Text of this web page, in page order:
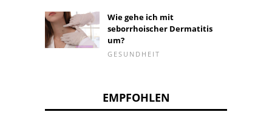
Wie gehe ich mit
seborrhoischer Dermatitis
um?
GESUNDHEIT
EMPFOHLEN